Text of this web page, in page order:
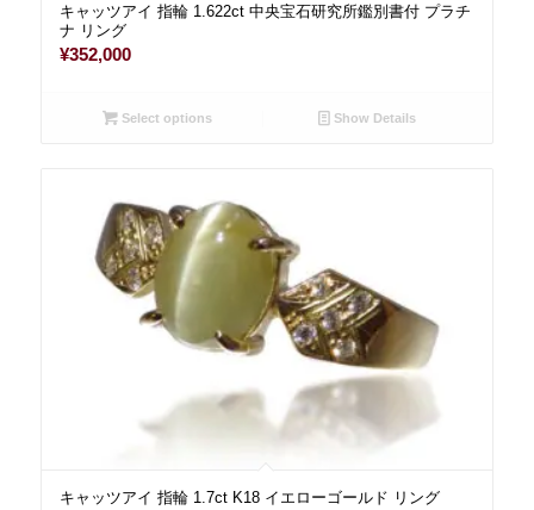
キャッツアイ 指輪 1.622ct 中央宝石研究所鑑別書付 プラチ
ナ リング
¥352,000
Select options Show Details
キャッツアイ 指輪 1.7ct K18 イエローゴールド リング